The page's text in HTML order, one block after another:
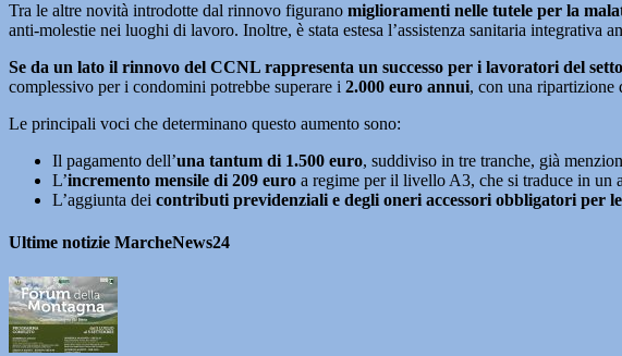
Tra le altre novità introdotte dal rinnovo figurano miglioramenti nelle tutele per la
anti-molestie nei luoghi di lavoro. Inoltre, è stata estesa l’assistenza sanitaria
Se da un lato il rinnovo del CCNL rappresenta un successo per i lavoratori del
complessivo per i condomini potrebbe superare i 2.000 euro annui, con una
Le principali voci che determinano questo aumento sono:
Il pagamento dell’una tantum di 1.500 euro, suddiviso in tre tranche, già
L’incremento mensile di 209 euro a regime per il livello A3, che si traduce in un
L’aggiunta dei contributi previdenziali e degli oneri accessori obbligatori per
Ultime notizie MarcheNews24